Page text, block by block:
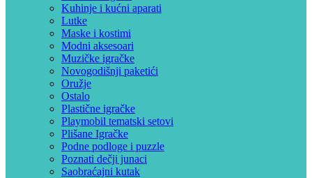
Kuhinje i kućni aparati
Lutke
Maske i kostimi
Modni aksesoari
Muzičke igračke
Novogodišnji paketići
Oružje
Ostalo
Plastične igračke
Playmobil tematski setovi
Plišane Igračke
Podne podloge i puzzle
Poznati dečji junaci
Saobraćajni kutak